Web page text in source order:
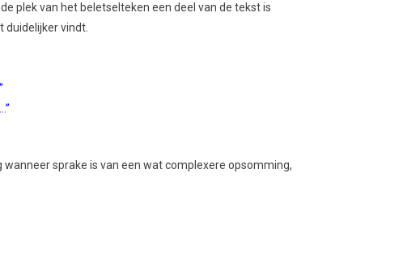
plek van het beletselteken een deel van de tekst is
duidelijker vindt.
sprake is van een wat complexere opsomming,